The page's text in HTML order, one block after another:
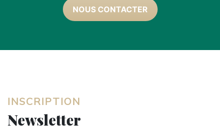
NOUS CONTACTER
INSCRIPTION
Newsletter